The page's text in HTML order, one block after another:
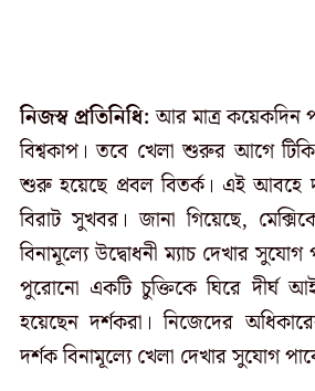
নিজস্ব প্রতিনিধি: আর মাত্র
বিশ্বকাপ। তবে খেলা শুরুর আগে
শুরু হয়েছে প্রবল বিতর্ক। এই আবহে
বিরাট সুখবর। জানা গিয়েছে,
বিনামূল্যে উদ্বোধনী ম্যাচ দেখার
পুরোনো একটি চুক্তিকে ঘিরে দীর্ঘ
হয়েছেন দর্শকরা। নিজেদের
দর্শক বিনামূল্যে খেলা দেখার সুযোগ